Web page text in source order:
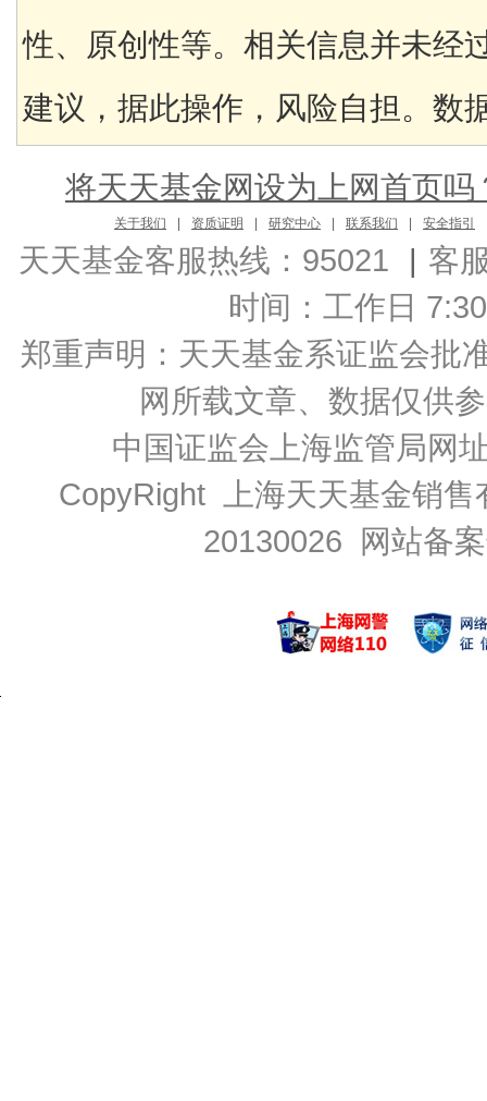
性、原创性等。相关信息并未经
建议，据此操作，风险自担。数
将天天基金网设为上网首页吗
关于我们 资质证明 研究中心 联系我们 安全指引
天天基金客服热线：95021 | 客
时间：工作日
郑重声明： 天天基金系证监会批
网所载文章、数据仅供
中国证监会上海监管局网
CopyRight 上海天天基金销
20130026 网站备